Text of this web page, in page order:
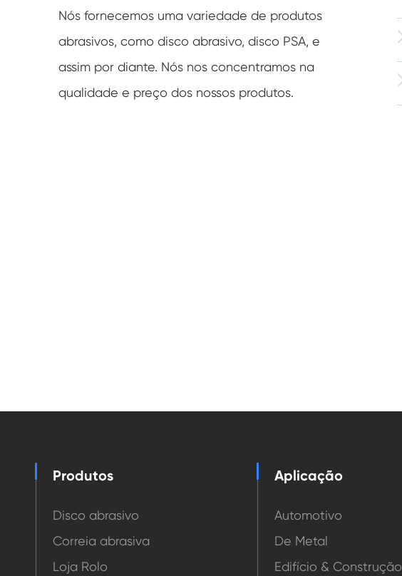
Nós fornecemos uma variedade de produtos
abrasivos, como disco abrasivo, disco PSA, e
assim por diante. Nós nos concentramos na
qualidade e preço dos nossos produtos.
Produtos
Disco abrasivo
Correia abrasiva
Loja Rolo
Aplicação
Automotivo
De Metal
Edifício & Construção